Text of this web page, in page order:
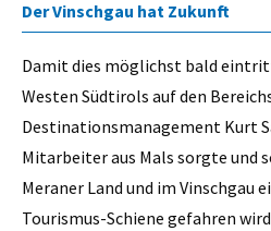
Der Vinschgau hat Zukunft
Damit dies möglichst bald
Westen Südtirols auf den
Destinationsmanagement Kurt
Mitarbeiter aus Mals sorgte und
Meraner Land und im Vinschgau
Tourismus-Schiene gefahren